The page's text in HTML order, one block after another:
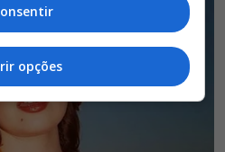
opções